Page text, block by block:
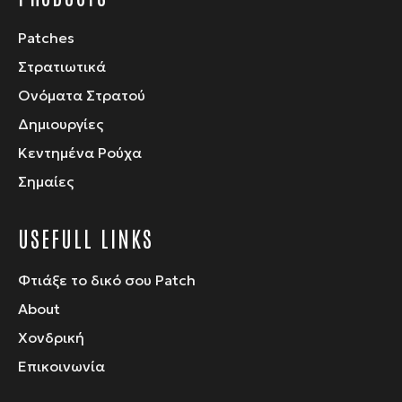
Patches
Στρατιωτικά
Ονόματα Στρατού
Δημιουργίες
Κεντημένα Ρούχα
Σημαίες
USEFULL LINKS
Φτιάξε το δικό σου Patch
About
Χονδρική
Επικοινωνία